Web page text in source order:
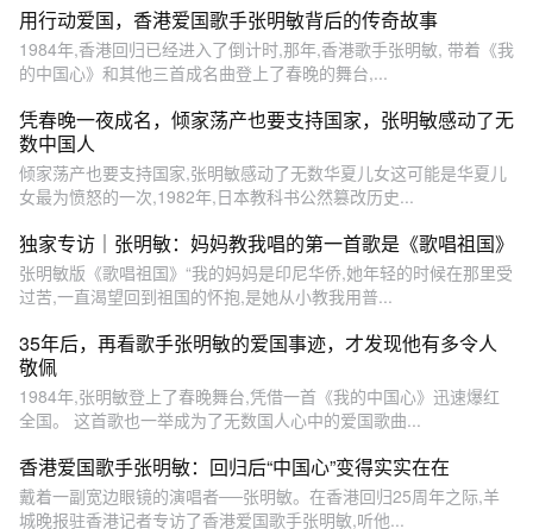
用行动爱国，香港爱国歌手张明敏背后的传奇故事
1984年,香港回归已经进入了倒计时,那年,香港歌手张明敏, 带着《我
的中国心》和其他三首成名曲登上了春晚的舞台,...
凭春晚一夜成名，倾家荡产也要支持国家，张明敏感动了无
数中国人
倾家荡产也要支持国家,张明敏感动了无数华夏儿女这可能是华夏儿
女最为愤怒的一次,1982年,日本教科书公然篡改历史...
独家专访｜张明敏：妈妈教我唱的第一首歌是《歌唱祖国》
张明敏版《歌唱祖国》“我的妈妈是印尼华侨,她年轻的时候在那里受
过苦,一直渴望回到祖国的怀抱,是她从小教我用普...
35年后，再看歌手张明敏的爱国事迹，才发现他有多令人
敬佩
1984年,张明敏登上了春晚舞台,凭借一首《我的中国心》迅速爆红
全国。 这首歌也一举成为了无数国人心中的爱国歌曲...
香港爱国歌手张明敏：回归后“中国心”变得实实在在
戴着一副宽边眼镜的演唱者──张明敏。在香港回归25周年之际,羊
城晚报驻香港记者专访了香港爱国歌手张明敏,听他...